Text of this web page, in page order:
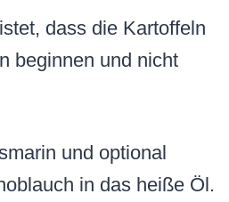
dass die Kartoffeln
beginnen und nicht
und optional
in das heiße Öl.